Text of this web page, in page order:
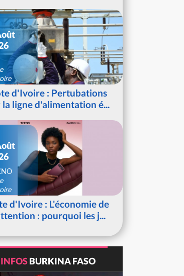
d'Ivoire : Pertubations
la ligne d'alimentation é...
d'Ivoire : L'économie de
: pourquoi les j...
INFOSBURKINA FASO